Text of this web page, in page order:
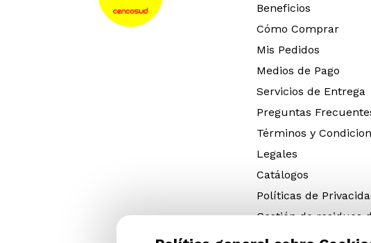
Beneficios
Cómo Comprar
Mis Pedidos
Medios de Pago
Servicios de Entrega
Preguntas
Términos y
Legales
Catálogos
Políticas de
Gestión de residuos